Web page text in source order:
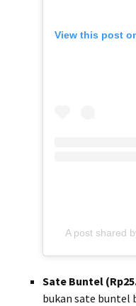
View this post
A post shared
Sate Buntel
bukan sate buntel